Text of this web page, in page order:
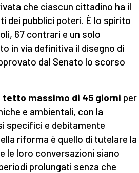
che ciascun cittadino ha il
dei pubblici poteri. È lo spirito
67 contrari e un solo
in via definitiva il disegno di
dal Senato lo scorso
massimo di 45 giorni per
e ambientali, con la
specifici e debitamente
riforma è quello di tutelare la
le loro conversazioni siano
prolungati senza che